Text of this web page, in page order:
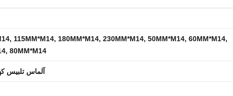
115MM*M14, 180MM*M14, 230MM*M14, 50MM*M14, 60MM*M14,
80MM*M14
آلماس تلبيس